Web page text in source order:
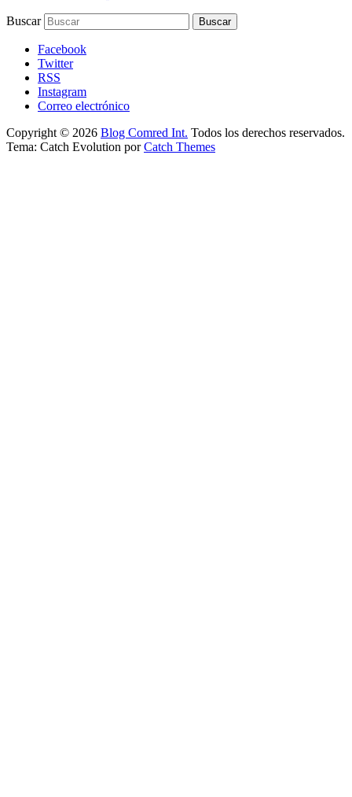
Buscar
Facebook
Twitter
RSS
Instagram
Correo electrónico
Copyright © 2026 Blog Comred Int. Todos los derechos reservados.
Tema: Catch Evolution porCatch Themes